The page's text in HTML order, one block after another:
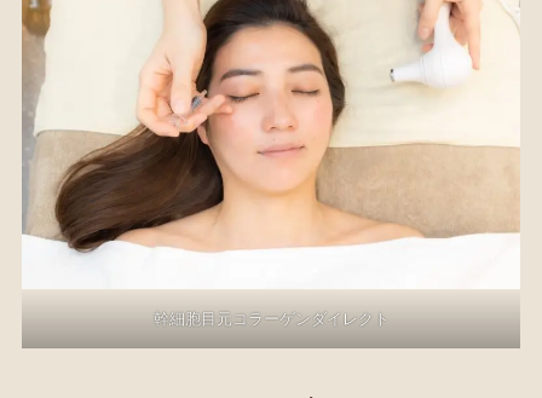
幹細胞目元コラーゲンダイレクト